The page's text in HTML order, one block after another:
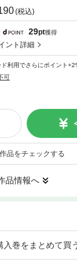
(税込)
29pt獲得
ント詳細
利用でさらにポイント
可
作品をチェックする
品情報へ
入巻をまとめて買